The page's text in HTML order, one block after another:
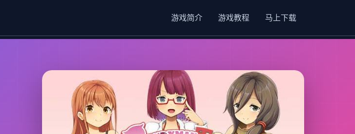
游戏简介 游戏教程 马上下载